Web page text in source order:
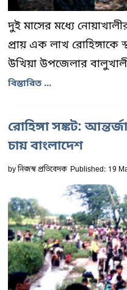
দুই মাসের মধ্যে
প্রায় এক লাখ রোহিঙ্গাকে
উখিয়া উপজেলার
বিস্তারিত ...
রোহিঙ্গা সঙ্কট:
চায় বাংলাদেশ
byনিজস্ব প্রতিবেদক Published: 19